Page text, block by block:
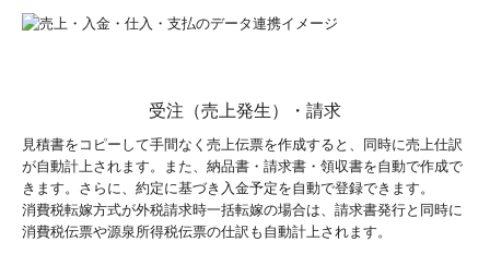
受注（売上発生）・請求
見積書をコピーして手間なく売上伝票を作成すると、同時に売上仕訳
が自動計上されます。また、納品書・請求書・領収書を自動で作成で
きます。さらに、約定に基づき入金予定を自動で登録できます。
消費税転嫁方式が外税請求時一括転嫁の場合は、請求書発行と同時に
消費税伝票や源泉所得税伝票の仕訳も自動計上されます。